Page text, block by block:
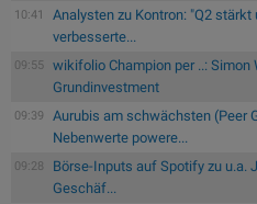
10:41
Analysten zu Kontron: "Q2 stärkt
verbesserte...
09:55
wikifolio Champion per ..: Simon
Grundinvestment
09:39
Aurubis am schwächsten (Peer
Nebenwerte powere...
09:28
Börse-Inputs auf Spotify zu u.a.
Geschäf...